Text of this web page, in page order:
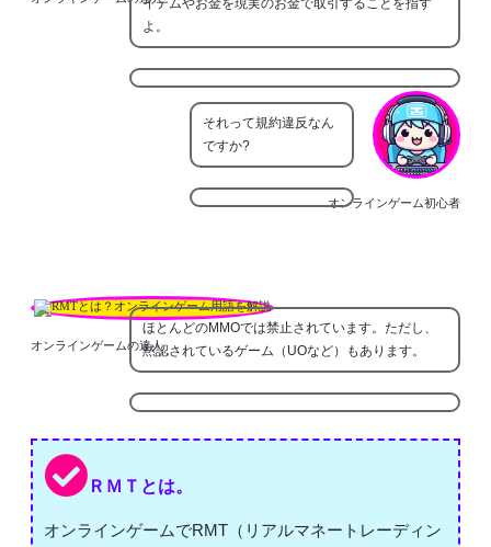
イテムやお金を現実のお金で取引することを指す
よ。
オンラインゲーム初心者
それって規約違反なん
ですか?
オンラインゲームの達人
ほとんどのMMOでは禁止されています。ただし、
黙認されているゲーム（UOなど）もあります。
ＲＭＴとは。
オンラインゲームでRMT（リアルマネートレーディン